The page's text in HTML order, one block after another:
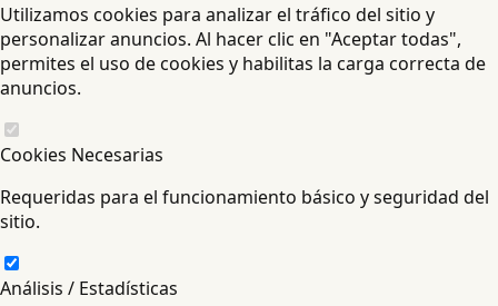
Utilizamos cookies para analizar el tráfico del sitio y
personalizar anuncios. Al hacer clic en "Aceptar todas",
permites el uso de cookies y habilitas la carga correcta de
anuncios.
Cookies Necesarias
Requeridas para el funcionamiento básico y seguridad del
sitio.
Análisis / Estadísticas